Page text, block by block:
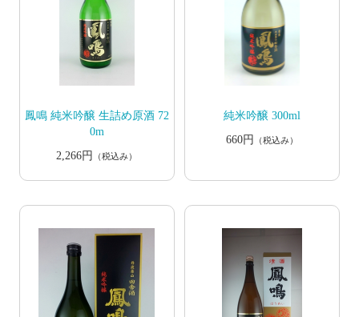
鳳鳴 純米吟醸 生詰め原酒 72
0m
2,266円
（税込み）
純米吟醸 300ml
660円
（税込み）